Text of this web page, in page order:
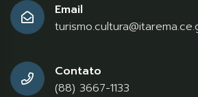
Email
Contato
(88) 3667-1133